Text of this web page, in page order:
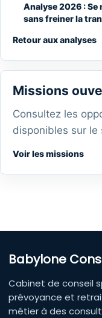
Analyse 2026 : Se
sans freiner la
Retour aux analyses
Missions
Consultez les
disponibles sur le
Voir les missions
Babylone
Cabinet de conseil
prévoyance et
métier à des